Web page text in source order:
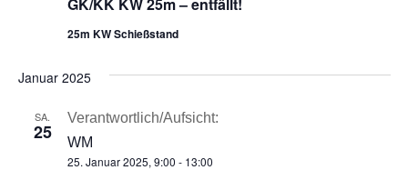
25m KW Schießstand
Januar 2025
SA.
25
25. Januar 2025, 9:00 - 13:00
Verantwortlich/Aufsicht:
WM